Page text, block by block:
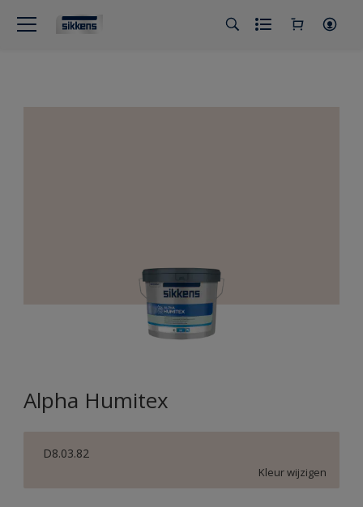
Alpha Humitex
D8.03.82
Kleur wijzigen